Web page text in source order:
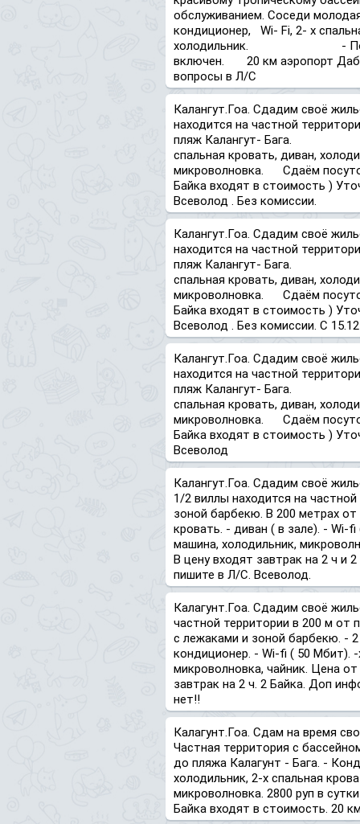
обслуживанием. Соседи
кондиционер, Wi- Fi, 2- х
холодильник. -
включен. 20 км аэропорт
вопросы в Л/С
Калангут.Гоа. Сдадим своё
находится на частной
пляж Калангут- Бага. -
спальная кровать, диван,
микроволновка. Сдаём
Байка входят в стоимость )
Всеволод . Без комиссии.
Калангут.Гоа. Сдадим своё
находится на частной
пляж Калангут- Бага. -
спальная кровать, диван,
микроволновка. Сдаём
Байка входят в стоимость )
Всеволод . Без комиссии. С
Калангут.Гоа. Сдадим своё
находится на частной
пляж Калангут- Бага. -
спальная кровать, диван,
микроволновка. Сдаём
Байка входят в стоимость )
Всеволод
Калангут.Гоа. Сдадим своё
1/2 виллы находится на
зоной барбекю. В 200 метрах от
кровать. - диван ( в зале). - Wi-
машина, холодильник,
В цену входят завтрак на 2 ч и
пишите в Л/С. Всеволод.
Калагунт.Гоа. Сдадим своё
частной территории в 200 м от
с лежаками и зоной барбекю. -
кондиционер. - Wi-fi ( 50 Мбит).
микроволновка, чайник. Цена
завтрак на 2 ч. 2 Байка. Доп
нет!!
Калагунт.Гоа. Сдам на время
Частная территория с
до пляжа Калагунт - Бага. -
холодильник, 2-х спальная
микроволновка. 2800 руп в
Байка входят в стоимость. 20